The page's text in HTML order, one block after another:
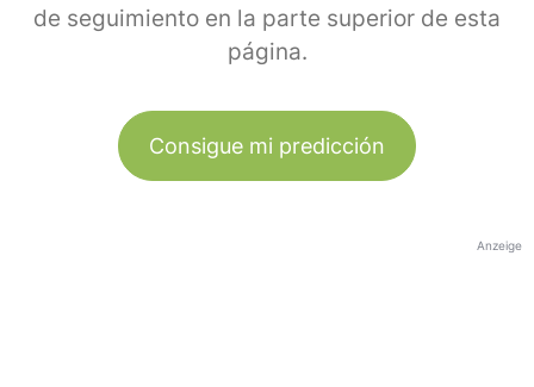
de seguimiento en la parte superior de esta
página.
Consigue mi predicción
Anzeige